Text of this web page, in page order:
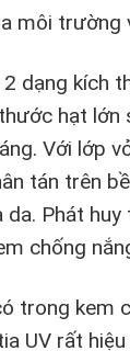
môi trường
dạng kích
hạt lớn
Với lớp
tán trên
da. Phát huy
chống